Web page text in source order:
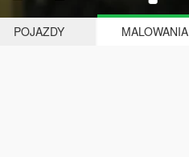
POJAZDY MALOWANIA